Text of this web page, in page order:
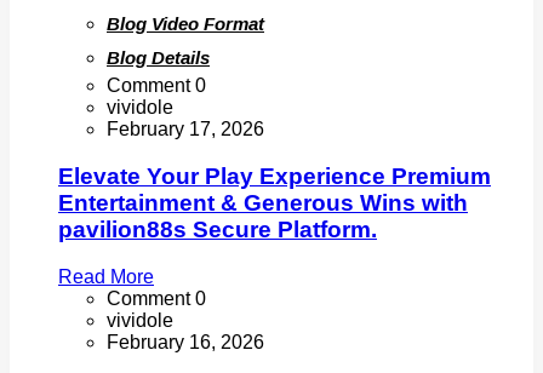
vividole
February 17, 2026
Elevate Your Play Experience Premium
Entertainment & Generous Wins with
Read More
Comment 0
vividole
February 16, 2026
Chicken Road – Slot di casin online che
celebra le galline coraggiose che sfidano